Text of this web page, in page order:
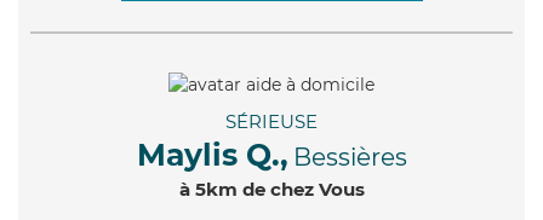
SÉRIEUSE
Maylis Q., Bessières
à 5km de chez Vous